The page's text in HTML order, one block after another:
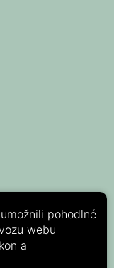
pohodlné
webu
a